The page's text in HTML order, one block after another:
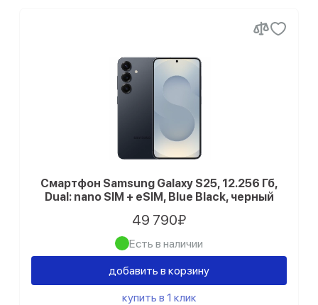
Смартфон Samsung Galaxy S25, 12.256 Гб,
Dual: nano SIM + eSIM, Blue Black, черный
49 790₽
Есть в наличии
добавить в корзину
купить в 1 клик